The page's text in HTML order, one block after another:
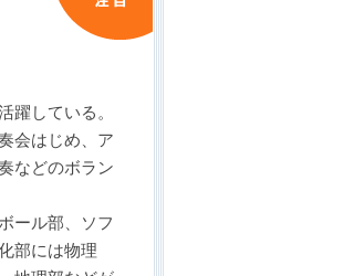
躍している。
会はじめ、ア
などのボラン
ール部、ソフ
部には物理